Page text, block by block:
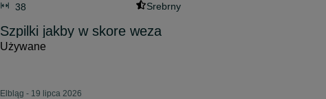
38 Srebrny
Szpilki jakby w skore weza
Używane
Elbląg - 19 lipca 2026